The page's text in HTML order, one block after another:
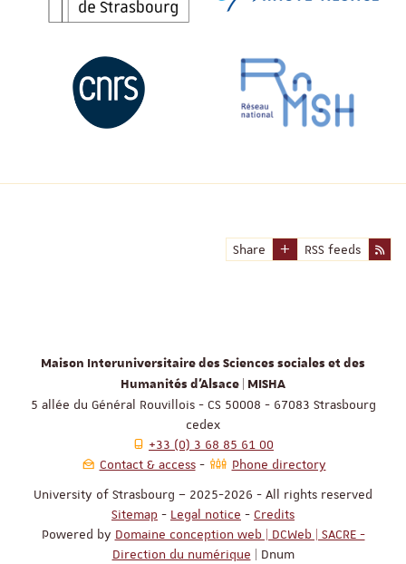
Share RSS feeds
Maison Interuniversitaire des Sciences sociales et des
Humanités d'Alsace | MISHA
5 allée du Général Rouvillois - CS 50008 - 67083 Strasbourg
cedex
+33 (0) 3 68 85 61 00
Contact & access
Phone directory
University of Strasbourg – 2025-2026 - All rights reserved
Sitemap - Legal notice - Credits
Powered by Domaine conception web | DCWeb | SACRE -
Direction du numérique | Dnum